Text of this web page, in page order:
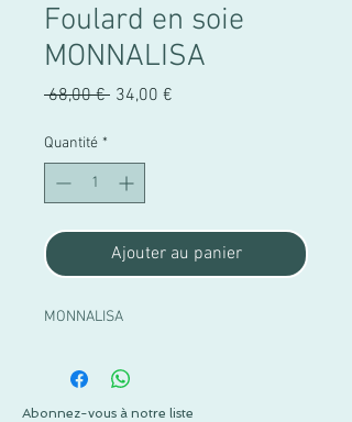
Foulard en soie
MONNALISA
68,00 € Prix
34,00 €
Quantité *
Ajouter au panier
MONNALISA
Abonnez-vous à notre liste